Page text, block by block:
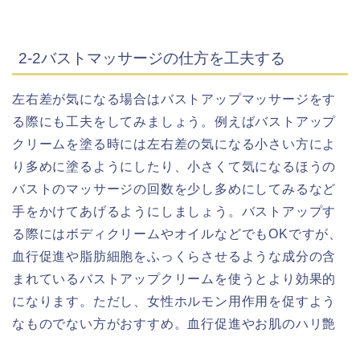
2-2バストマッサージの仕方を工夫する
左右差が気になる場合はバストアップマッサージをす
る際にも工夫をしてみましょう。例えばバストアップ
クリームを塗る時には左右差の気になる小さい方によ
り多めに塗るようにしたり、小さくて気になるほうの
バストのマッサージの回数を少し多めにしてみるなど
手をかけてあげるようにしましょう。バストアップす
る際にはボディクリームやオイルなどでもOKですが、
血行促進や脂肪細胞をふっくらさせるような成分の含
まれているバストアップクリームを使うとより効果的
になります。ただし、女性ホルモン用作用を促すよう
なものでない方がおすすめ。血行促進やお肌のハリ艶